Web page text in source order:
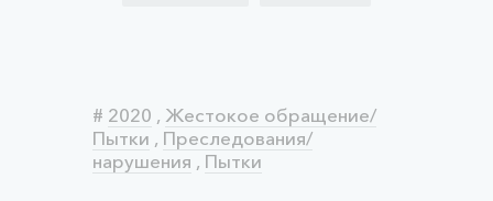
# 2020 , Жестокое обращение/
Пытки , Преследования/
нарушения , Пытки